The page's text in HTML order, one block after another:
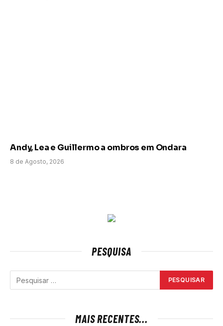
Andy, Lea e Guillermo a ombros em Ondara
8 de Agosto, 2026
PESQUISA
MAIS RECENTES...